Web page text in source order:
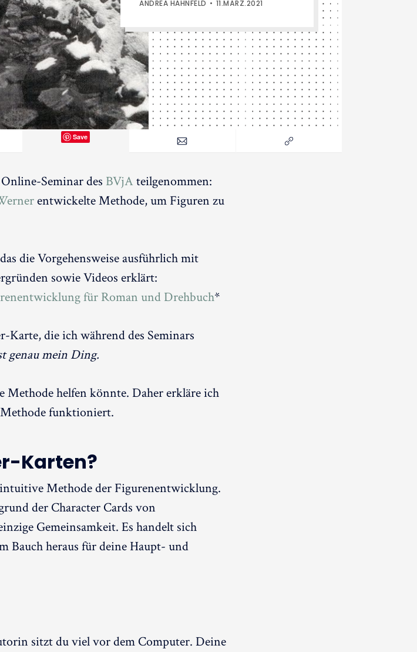
ANDREA HAHNFELD 11.MÄRZ.2021
Save
Seminar des BVjAteilgenommen:
entwickelte Methode, um Figuren zu
die Vorgehensweise ausführlich mit
sowie Videos erklärt:
für Roman und Drehbuch*
Karte, die ich während des Seminars
genau mein Ding.
Methode helfen könnte. Daher erkläre ich
funktioniert.
Karten?
Methode der Figurenentwicklung.
der Character Cards von
Gemeinsamkeit. Es handelt sich
Bauch heraus für deine Haupt- und
sitzt du viel vor dem Computer. Deine